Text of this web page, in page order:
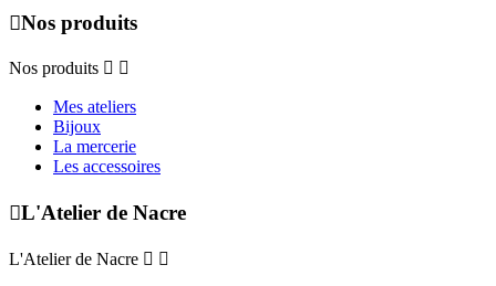
Nos produits
Nos produits  
Mes ateliers
Bijoux
La mercerie
Les accessoires
L'Atelier de Nacre
L'Atelier de Nacre  